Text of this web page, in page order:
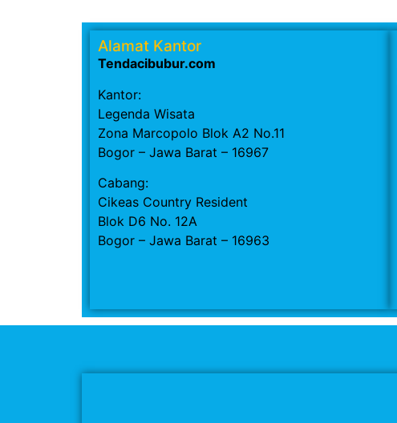
Alamat Kantor
Tendacibubur.com
Kantor:
Legenda Wisata
Zona Marcopolo Blok A2 No.11
Bogor – Jawa Barat – 16967
Cabang:
Cikeas Country Resident
Blok D6 No. 12A
Bogor – Jawa Barat – 16963